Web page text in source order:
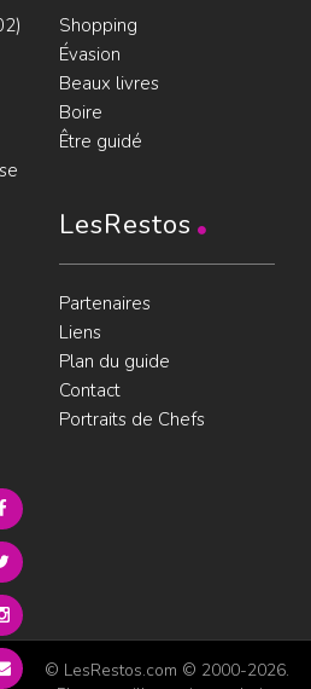
Shopping
Évasion
Beaux livres
Boire
Être guidé
LesRestos
Partenaires
Liens
Plan du guide
Contact
Portraits de Chefs
© LesRestos.com © 2000-2026.